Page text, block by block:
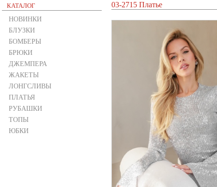
КАТАЛОГ
НОВИНКИ
БЛУЗКИ
БОМБЕРЫ
БРЮКИ
ДЖЕМПЕРА
ЖАКЕТЫ
ЛОНГСЛИВЫ
ПЛАТЬЯ
РУБАШКИ
ТОПЫ
ЮБКИ
03-2715 Платье